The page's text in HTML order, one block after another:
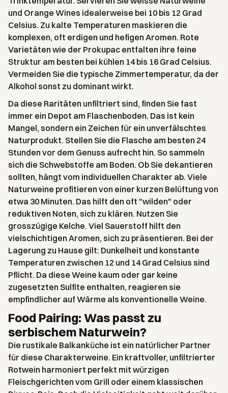
und Orange Wines idealerweise bei 10 bis 12 Grad
Celsius. Zu kalte Temperaturen maskieren die
komplexen, oft erdigen und hefigen Aromen. Rote
Varietäten wie der Prokupac entfalten ihre feine
Struktur am besten bei kühlen 14 bis 16 Grad Celsius.
Vermeiden Sie die typische Zimmertemperatur, da der
Alkohol sonst zu dominant wirkt.
Da diese Raritäten unfiltriert sind, finden Sie fast
immer ein Depot am Flaschenboden. Das ist kein
Mangel, sondern ein Zeichen für ein unverfälschtes
Naturprodukt. Stellen Sie die Flasche am besten 24
Stunden vor dem Genuss aufrecht hin. So sammeln
sich die Schwebstoffe am Boden. Ob Sie dekantieren
sollten, hängt vom individuellen Charakter ab. Viele
Naturweine profitieren von einer kurzen Belüftung von
etwa 30 Minuten. Das hilft den oft "wilden" oder
reduktiven Noten, sich zu klären. Nutzen Sie
grosszügige Kelche. Viel Sauerstoff hilft den
vielschichtigen Aromen, sich zu präsentieren. Bei der
Lagerung zu Hause gilt: Dunkelheit und konstante
Temperaturen zwischen 12 und 14 Grad Celsius sind
Pflicht. Da diese Weine kaum oder gar keine
zugesetzten Sulfite enthalten, reagieren sie
empfindlicher auf Wärme als konventionelle Weine.
Food Pairing: Was passt zu
serbischem Naturwein?
Die rustikale Balkanküche ist ein natürlicher Partner
für diese Charakterweine. Ein kraftvoller, unfiltrierter
Rotwein harmoniert perfekt mit würzigen
Fleischgerichten vom Grill oder einem klassischen